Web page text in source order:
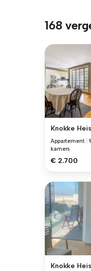
168
Knokke
Appartement |
kamers
€ 2.700
Knokke